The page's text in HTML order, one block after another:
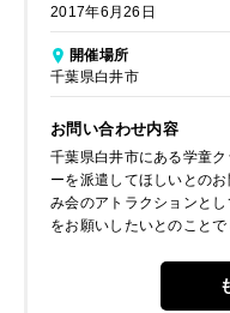
2017年6月26日
開催場所
千葉県白井市
お問い合わせ内容
千葉県白井市にある学童
ーを派遣してほしいとの
み会のアトラクションと
をお願いしたいとのことで